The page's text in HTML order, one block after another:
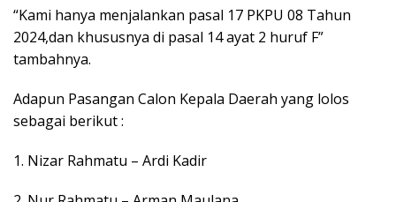
“Kami hanya menjalankan pasal 17 PKPU 08 Tahun
2024,dan khususnya di pasal 14 ayat 2 huruf F”
tambahnya.
Adapun Pasangan Calon Kepala Daerah yang lolos
sebagai berikut :
1. Nizar Rahmatu – Ardi Kadir